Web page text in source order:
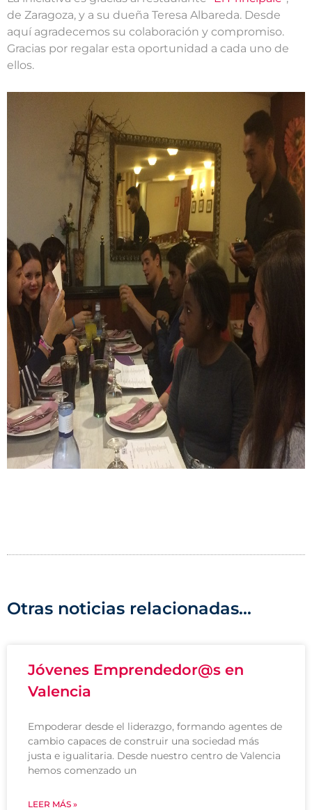
de Zaragoza, y a su dueña Teresa Albareda. Desde
aquí agradecemos su colaboración y compromiso.
Gracias por regalar esta oportunidad a cada uno de
ellos.
Otras noticias relacionadas...
Jóvenes Emprendedor@s en
Valencia
Empoderar desde el liderazgo, formando agentes de
cambio capaces de construir una sociedad más
justa e igualitaria. Desde nuestro centro de Valencia
hemos comenzado un
LEER MÁS »